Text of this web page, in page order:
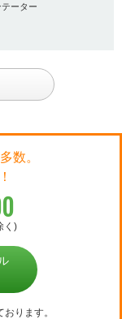
ーター
数。
く)
ります。